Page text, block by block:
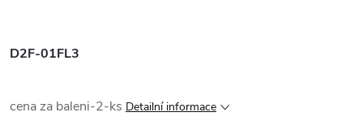
D2F-01FL3
cena za baleni-2-ks Detailní informace